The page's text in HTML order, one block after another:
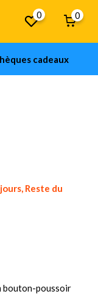
0 0
cadeaux
Reste du
bouton-poussoir